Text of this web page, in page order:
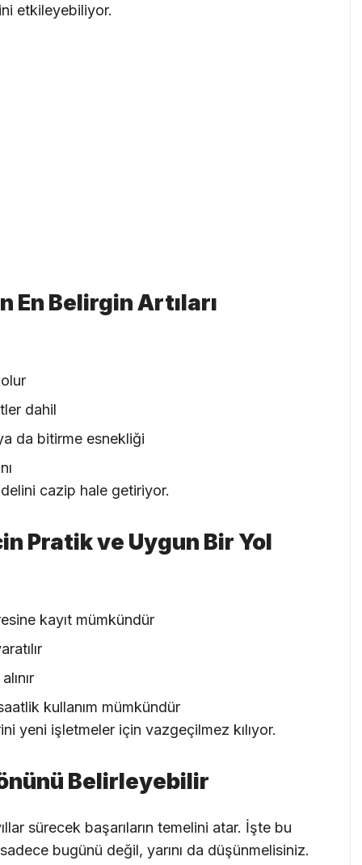
etkileyebiliyor.
En Belirgin Artıları
dahil
da bitirme esnekliği
cazip hale getiriyor.
Pratik ve Uygun Bir Yol
kayıt mümkündür
kullanım mümkündür
yeni işletmeler için vazgeçilmez kılıyor.
Belirleyebilir
sürecek başarıların temelini atar. İşte bu
bugünü değil, yarını da düşünmelisiniz.